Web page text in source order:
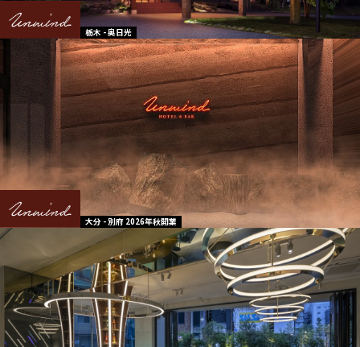
栃木 - 奥日光
大分 - 別府 2026年秋開業